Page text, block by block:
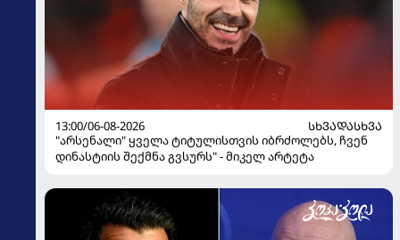
13:00/06-08-2026
ᲡᲮᲕᲐᲓᲐᲡᲮᲕᲐ
"არსენალი" ყველა ტიტულისთვის იბრძოლებს, ჩვენ
დინასტიის შექმნა გვსურს" - მიკელ არტეტა